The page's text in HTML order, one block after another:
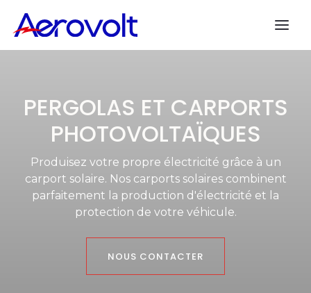
PERGOLAS ET CARPORTS
PHOTOVOLTAÏQUES
Produisez votre propre électricité grâce à un
carport solaire. Nos carports solaires combinent
parfaitement la production d'électricité et la
protection de votre véhicule.
NOUS CONTACTER